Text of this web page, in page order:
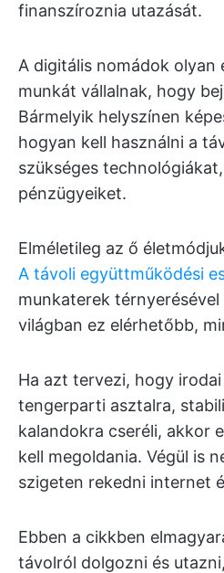
finanszíroznia utazását.
A digitális nomádok olyan
munkát vállalnak, hogy
Bármelyik helyszínen
hogyan kell használni a
szükséges
pénzügyeiket.
Elméletileg az ő
A távoli együttműködési
munkaterek térnyerésével
világban ez elérhetőbb,
Ha azt tervezi, hogy
tengerparti asztalra,
kalandokra cseréli, akkor
kell megoldania. Végül is
szigeten rekedni internet
Ebben a cikkben
távolról dolgozni és